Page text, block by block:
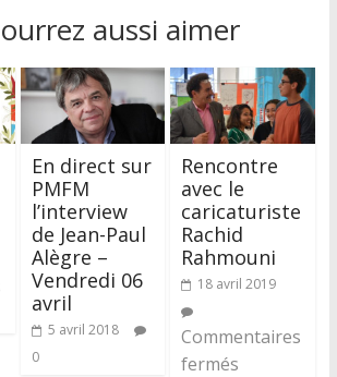
aussi aimer
En direct sur
PMFM
l’interview
de Jean-Paul
Alègre –
Vendredi 06
avril
5 avril 2018
0
Rencontre
avec le
caricaturiste
Rachid
Rahmouni
18 avril 2019
Commentaires
fermés